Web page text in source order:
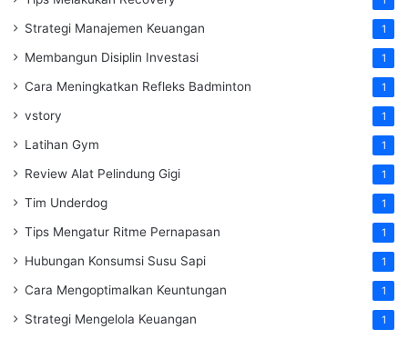
Strategi Manajemen Keuangan 1
Membangun Disiplin Investasi 1
Cara Meningkatkan Refleks Badminton 1
vstory 1
Latihan Gym 1
Review Alat Pelindung Gigi 1
Tim Underdog 1
Tips Mengatur Ritme Pernapasan 1
Hubungan Konsumsi Susu Sapi 1
Cara Mengoptimalkan Keuntungan 1
Strategi Mengelola Keuangan 1